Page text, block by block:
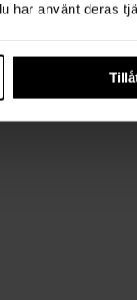
har använt deras